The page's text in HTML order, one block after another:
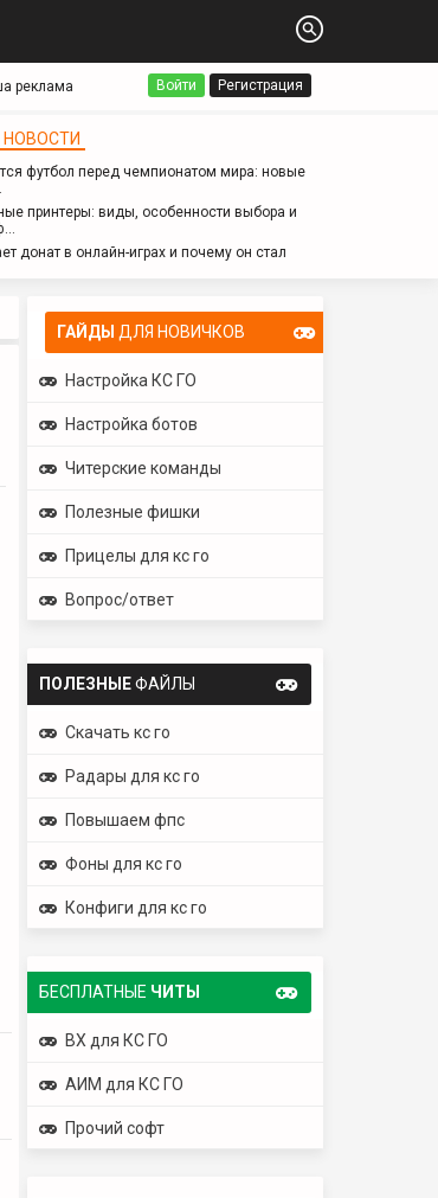
реклама Войти Регистрация
НОВОСТИ
футбол перед чемпионатом мира: новые
принтеры: виды, особенности выбора и
донат в онлайн-играх и почему он стал
ГАЙДЫ ДЛЯ НОВИЧКОВ
Настройка КС ГО
Настройка ботов
Читерские команды
Полезные фишки
Прицелы для кс го
Вопрос/ответ
ПОЛЕЗНЫЕФАЙЛЫ
Скачать кс го
Радары для кс го
Повышаем фпс
Фоны для кс го
Конфиги для кс го
БЕСПЛАТНЫЕ ЧИТЫ
ВХ для КС ГО
АИМ для КС ГО
Прочий софт